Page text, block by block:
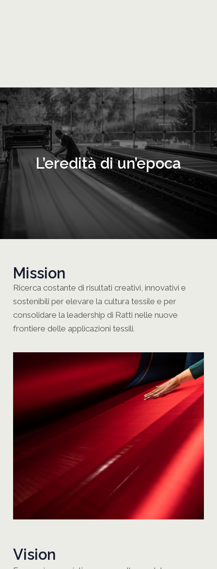
L’eredità di un’epoca
Mission
Ricerca costante di risultati creativi, innovativi e
sostenibili per elevare la cultura tessile e per
consolidare la leadership di Ratti nelle nuove
frontiere delle applicazioni tessili.
Vision